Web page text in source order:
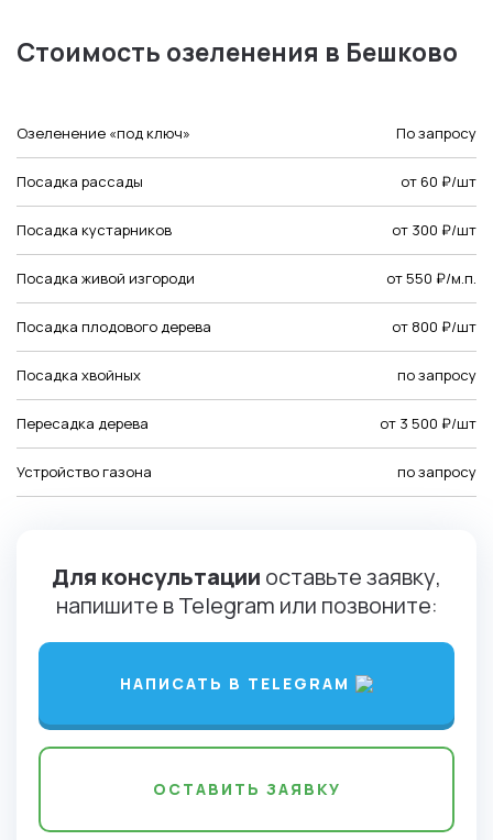
Стоимость озеленения в Бешково
Озеленение «под ключ» По запросу
Посадка рассады от 60 ₽/шт
Посадка кустарников от 300 ₽/шт
Посадка живой изгороди от 550 ₽/м.п.
Посадка плодового дерева от 800 ₽/шт
Посадка хвойных по запросу
Пересадка дерева от 3 500 ₽/шт
Устройство газона по запросу
Для консультации оставьте заявку,
напишите в Telegram или позвоните:
НАПИСАТЬ В TELEGRAM
ОСТАВИТЬ ЗАЯВКУ